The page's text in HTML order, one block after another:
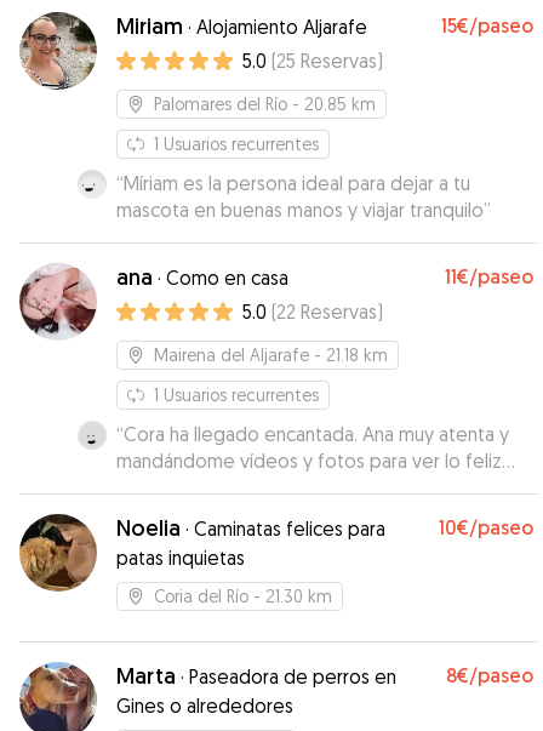
Miriam · Alojamiento Aljarafe 15€/paseo
5.0 (25 Reservas)
Palomares del Río - 20.85 km
1 Usuarios recurrentes
“Míriam es la persona ideal para dejar a tu
mascota en buenas manos y viajar tranquilo”
ana · Como en casa 11€/paseo
5.0 (22 Reservas)
Mairena del Aljarafe - 21.18 km
1 Usuarios recurrentes
“Cora ha llegado encantada. Ana muy atenta y
mandándome vídeos y fotos para ver lo feliz
que estaba Cora. Repetiremos!!”
Noelia · Caminatas felices para
patas inquietas
10€/paseo
Coria del Río - 21.30 km
Marta · Paseadora de perros en
Gines o alrededores
8€/paseo